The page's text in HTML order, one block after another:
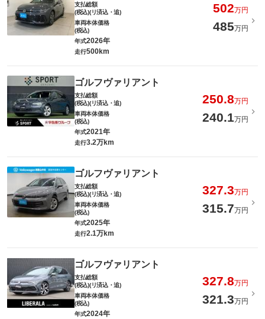
支払総額
(税込)(リ済込・追)
502万円
車両本体価格
(税込)
485万円
年式2026年
走行500km
ゴルフヴァリアント
支払総額
(税込)(リ済込・追)
250.8万円
車両本体価格
(税込)
240.1万円
年式2021年
走行3.2万km
ゴルフヴァリアント
支払総額
(税込)(リ済込・追)
327.3万円
車両本体価格
(税込)
315.7万円
年式2025年
走行2.1万km
ゴルフヴァリアント
支払総額
(税込)(リ済込・追)
327.8万円
車両本体価格
(税込)
321.3万円
年式2024年